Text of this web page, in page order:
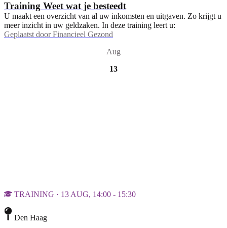
Training Weet wat je besteedt
U maakt een overzicht van al uw inkomsten en uitgaven. Zo krijgt u
meer inzicht in uw geldzaken. In deze training leert u:
Geplaatst door Financieel Gezond
Aug
13
TRAINING · 13 AUG, 14:00 - 15:30
Den Haag